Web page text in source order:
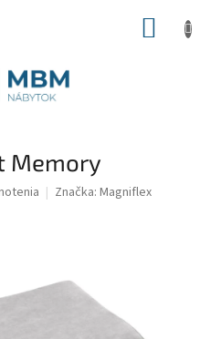
Memory
Značka: Magniflex